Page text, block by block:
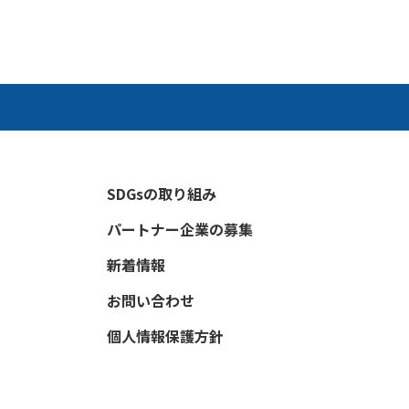
SDGsの取り組み
パートナー企業の募集
新着情報
お問い合わせ
個人情報保護方針